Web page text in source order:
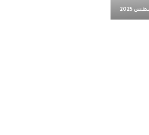
9 صفر 1447 هـ - 3 أغسطس 2025